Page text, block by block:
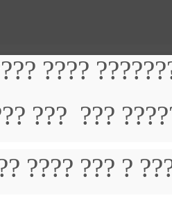
???? ???
????? ?? ????
???? ???